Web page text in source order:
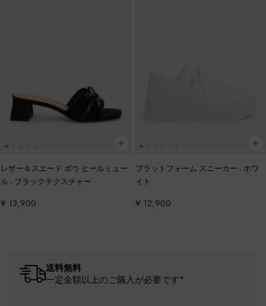
レザー＆スエード ボウ ヒールミュー
ル- ブラックテクスチャー
¥ 13,900
プラットフォーム スニーカー - ホワ
イト
¥ 12,900
送料無料
一定金額以上のご購入が必要です*